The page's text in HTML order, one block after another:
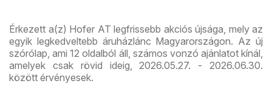
Érkezett a(z) Hofer AT legfrissebb akciós újsága, mely az
egyik legkedveltebb áruházlánc Magyarországon. Az új
szórólap, ami 12 oldalból áll, számos vonzó ajánlatot kínál,
amelyek csak rövid ideig, 2026.05.27. - 2026.06.30.
között érvényesek.